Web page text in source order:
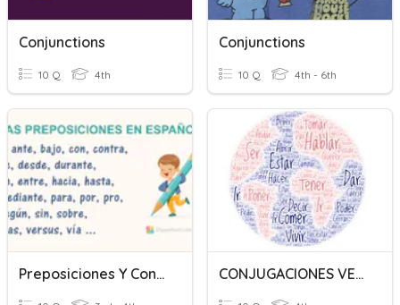
Conjunctions
10 Q 4th
Conjunctions
10 Q 4th - 6th
Preposiciones Y Conjunciones CONJUGACIONES VERBALES 1